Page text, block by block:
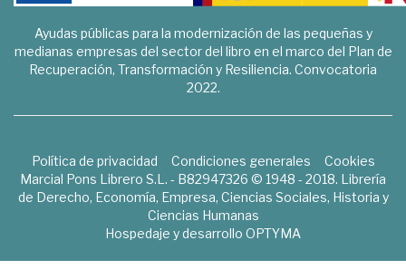
Ayudas públicas para la modernización de las pequeñas y
medianas empresas del sector del libro en el marco del Plan de
Recuperación, Transformación y Resiliencia. Convocatoria
2022.
Política de privacidad Condiciones generales
Cookies
Marcial Pons Librero S.L. - B82947326 © 1948 - 2018. Librería
de Derecho, Economía, Empresa, Ciencias Sociales, Historia y
Ciencias Humanas
Hospedaje y desarrollo OPTYMA